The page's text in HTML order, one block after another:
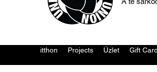
itthon Projects Üzlet Gift Card